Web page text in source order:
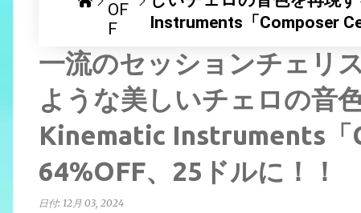
OF
F
Instruments「Composer
一流のセッションチェリ
ような美しいチェロの音
Kinematic Instruments「
64%OFF、25ドルに！！
日付: 12月 03, 2024